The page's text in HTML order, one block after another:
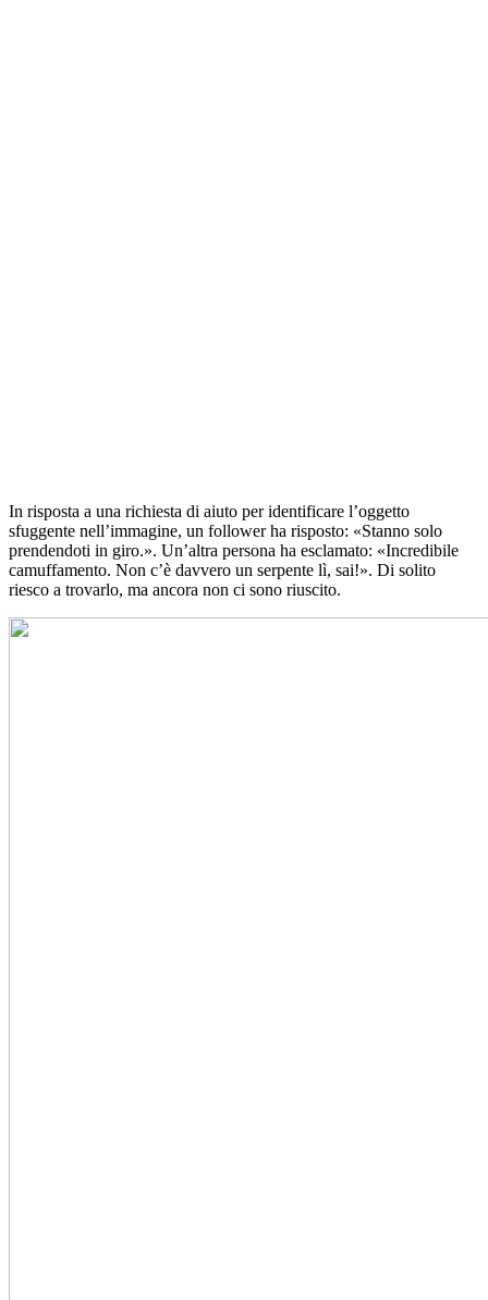
In risposta a una richiesta di aiuto per identificare l’oggetto
sfuggente nell’immagine, un follower ha risposto: «Stanno solo
prendendoti in giro.». Un’altra persona ha esclamato: «Incredibile
camuffamento. Non c’è davvero un serpente lì, sai!». Di solito
riesco a trovarlo, ma ancora non ci sono riuscito.